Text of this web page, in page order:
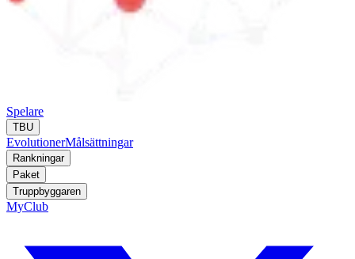
Spelare
TBU
EvolutionerMålsättningar
Rankningar
Paket
Truppbyggaren
MyClub